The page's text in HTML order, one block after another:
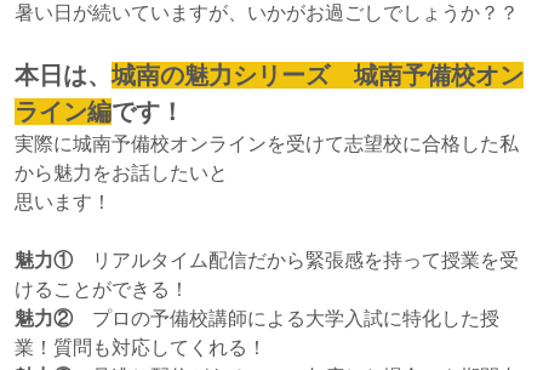
暑い日が続いていますが、いかがお過ごしでしょうか？？
本日は、城南の魅力シリーズ 城南予備校オン
ライン編です！
実際に城南予備校オンラインを受けて志望校に合格した私
から魅力をお話したいと
思います！
魅力①
リアルタイム配信だから緊張感を持って授業を受
けることができる！
魅力② プロの予備校講師による大学入試に特化した授
業！質問も対応してくれる！